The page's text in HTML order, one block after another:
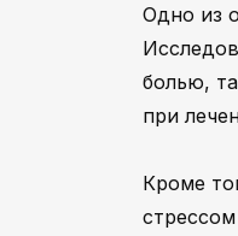
Одно из
болью,
при
Кроме